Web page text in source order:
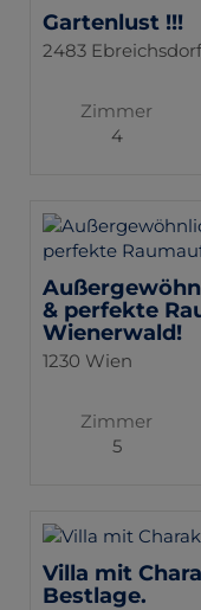
Gartenlust !!!
2483 Ebreichsdorf
Zimmer
4
& perfekte
Wienerwald!
1230 Wien
Zimmer
5
Villa mit
Bestlage.